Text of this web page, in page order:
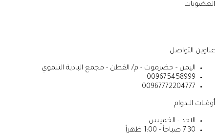
العضويات
عناوين التواصل
اليمن - حضرموت - م/ القطن - مجمع البادية التنموي
009675458999
00967772204777
أوقــات الــدوام
الاحد - الخميس
7.30 صباحاً - 1:00 ظهراً